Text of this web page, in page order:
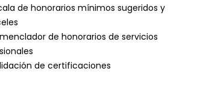
de honorarios mínimos sugeridos y
de honorarios de servicios
de certificaciones